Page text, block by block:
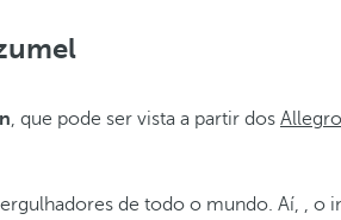
, que pode ser vista a partir dos
de todo o mundo. Aí, , o